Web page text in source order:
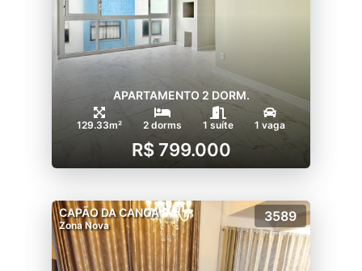
APARTAMENTO 2 DORM.
129.33m² 2 dorms 1 suíte 1 vaga
R$ 799.000
CAPÃO DA CANOA
Zona Nova
3589